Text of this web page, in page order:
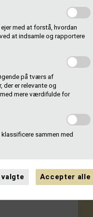
med at forstå, hvordan
at indsamle og rapportere
på tværs af
der er relevante og
mere værdifulde for
sammen med
Accepter alle